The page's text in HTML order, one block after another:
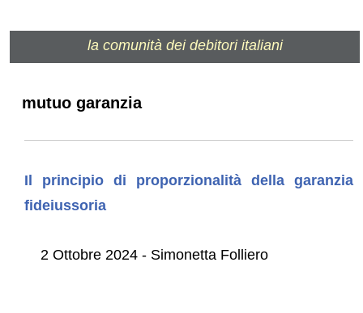
la comunità dei debitori italiani
mutuo garanzia
Il principio di proporzionalità della garanzia
fideiussoria
2 Ottobre 2024 - Simonetta Folliero